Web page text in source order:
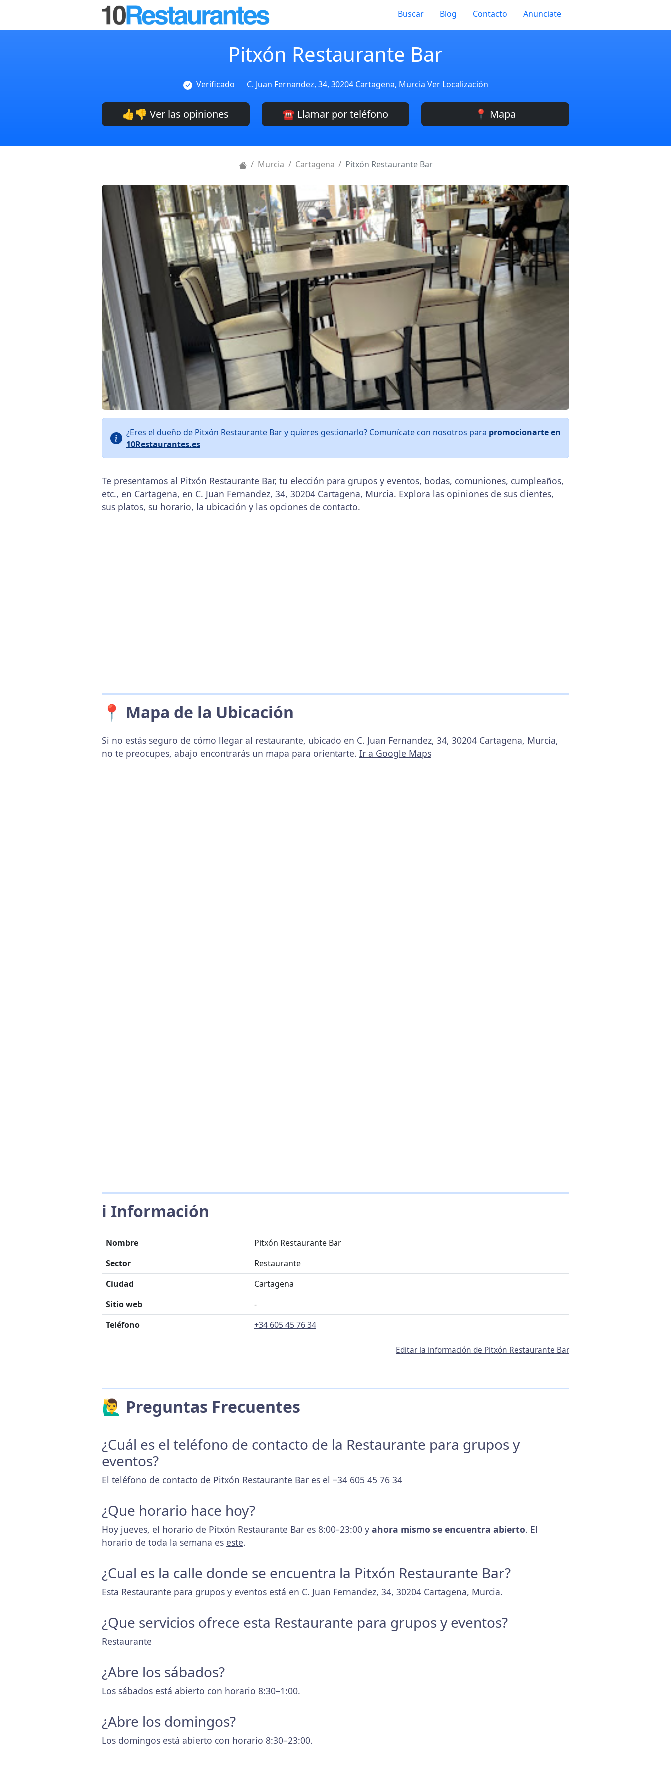
Buscar Blog Contacto Anunciate
Pitxón Restaurante Bar
Verificado C. Juan Fernandez, 34, 30204 Cartagena, Murcia Ver Localización
👍👎 Ver las opiniones ☎️ Llamar por teléfono 📍 Mapa
Murcia Cartagena Pitxón Restaurante Bar
¿Eres el dueño de Pitxón Restaurante Bar y quieres gestionarlo? Comunícate con nosotros para promocionarte en
10Restaurantes.es
Te presentamos al Pitxón Restaurante Bar, tu elección para grupos y eventos, bodas, comuniones, cumpleaños,
etc., en Cartagena, en C. Juan Fernandez, 34, 30204 Cartagena, Murcia. Explora las opiniones de sus clientes,
sus platos, su horario, la ubicación y las opciones de contacto.
📍 Mapa de la Ubicación
Si no estás seguro de cómo llegar al restaurante, ubicado en C. Juan Fernandez, 34, 30204 Cartagena, Murcia,
no te preocupes, abajo encontrarás un mapa para orientarte. Ir a Google Maps
ℹ️ Información
Nombre
Pitxón Restaurante Bar
Sector
Restaurante
Ciudad
Cartagena
Sitio web
-
Teléfono
+34 605 45 76 34
Editar la información de Pitxón Restaurante Bar
🙋‍♂️ Preguntas Frecuentes
¿Cuál es el teléfono de contacto de la Restaurante para grupos y
eventos?
El teléfono de contacto de Pitxón Restaurante Bar es el +34 605 45 76 34
¿Que horario hace hoy?
Hoy jueves, el horario de Pitxón Restaurante Bar es 8:00–23:00 y ahora mismo se encuentra abierto. El
horario de toda la semana es este.
¿Cual es la calle donde se encuentra la Pitxón Restaurante Bar?
Esta Restaurante para grupos y eventos está en C. Juan Fernandez, 34, 30204 Cartagena, Murcia.
¿Que servicios ofrece esta Restaurante para grupos y eventos?
Restaurante
¿Abre los sábados?
Los sábados está abierto con horario 8:30–1:00.
¿Abre los domingos?
Los domingos está abierto con horario 8:30–23:00.